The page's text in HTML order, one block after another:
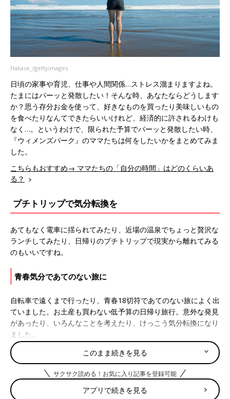
Hakase_/gettyimages
日頃の家事や育児、仕事や人間関係…ストレス溜まりますよね。
たまにはパーッと発散したい！そんな時、あなたならどうします
か？思う存分お金を使って、好きなものを買ったり美味しいもの
を食べたりなんてできたらいいけれど、経済的に許されるわけも
なく…。というわけで、限られた予算でパーッと発散したい時、
『ウィメンズパーク』のママたちは何をしたいかをまとめてみま
した。
こちらもおすすめ→ ママたちの「自分の時間」はどのくらいあ
る？
プチトリップで気分転換を
あてもなく電車に揺られてみたり、近場の温泉でちょっと贅沢な
ランチしてみたり、日帰りのプチトリップで現実から離れてみる
のもいいですね。
青春気分であてのない旅に
自転車で遠くまで行ったり、青春18切符であてのない旅によく出
ていました。お土産も買わない低予算の日帰り旅行。意外な発見
があったり、いろんなことを考えたり、けっこう気分転換になり
ました。
ゆっくり温泉に浸かってのんびり過ごす
日帰り温泉に行きます。温泉の利用料が1,500〜2,000円くらい。
それにちょっとだけリッチなランチ御膳をつけて、半日のんびり
このまま続きを見る
サクサク読める！お気に入り記事を登録可能
アプリで続きを見る